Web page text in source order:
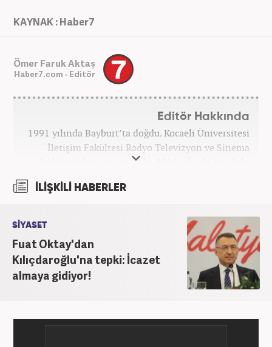
KAYNAK : Haber7
Ömer Faruk Aktaş
Haber7.com - Editör
Editör Hakkında
1991 yılında Bayburt’ta doğdu. Kocaeli Üniversitesi
İletişim Fakültesi Radyo Televizyon ve Sinema
bölümünden mezun oldu. 2016 yılında Anadolu
Gazetesi'nde çalıştı. Nisan 2021'den bu yana
yapmaktadır.
İLİŞKİLİ HABERLER
SİYASET
Fuat Oktay'dan
Kılıçdaroğlu'na tepki: İcazet
almaya gidiyor!